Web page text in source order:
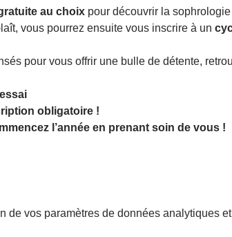
au choix pour découvrir la
vous pourrez ensuite vous inscrire à un
pour vous offrir une bulle de détente,
obligatoire !
l’année en prenant soin de vous !
de vos paramètres de données analytiques